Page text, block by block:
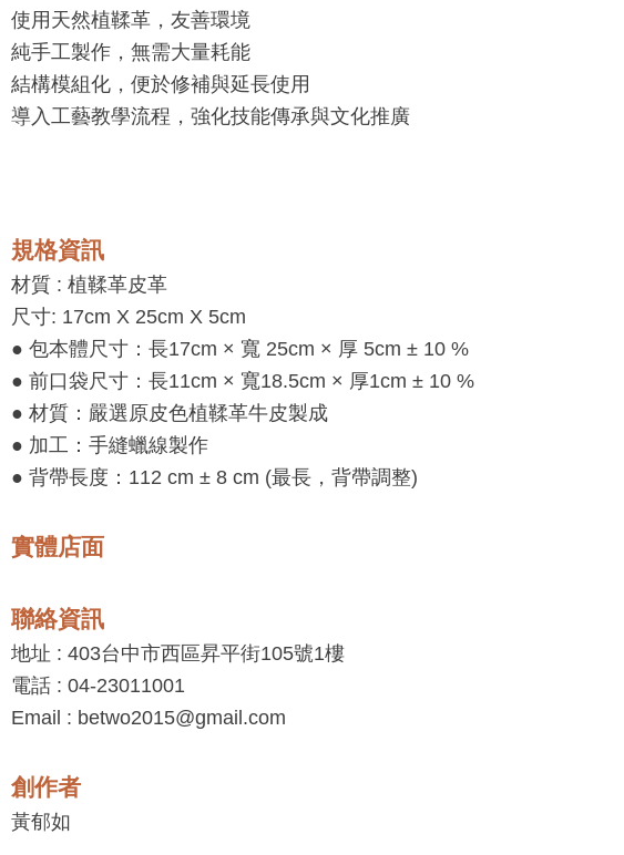
使用天然植鞣革，友善環境
純手工製作，無需大量耗能
結構模組化，便於修補與延長使用
導入工藝教學流程，強化技能傳承與文化推廣
規格資訊
材質 : 植鞣革皮革
尺寸: 17cm X 25cm X 5cm
● 包本體尺寸：長17cm × 寬 25cm × 厚 5cm ± 10 %
● 前口袋尺寸：長11cm × 寬18.5cm × 厚1cm ± 10 %
● 材質：嚴選原皮色植鞣革牛皮製成
● 加工：手縫蠟線製作
● 背帶長度：112 cm ± 8 cm (最長，背帶調整)
實體店面
聯絡資訊
地址 : 403台中市西區昇平街105號1樓
電話 : 04-23011001
Email : betwo2015@gmail.com
創作者
黃郁如